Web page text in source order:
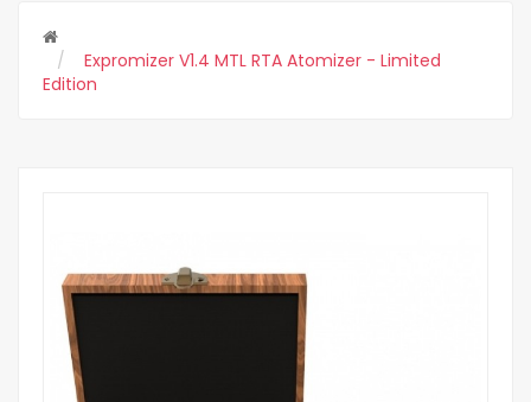
Expromizer V1.4 MTL RTA Atomizer - Limited
Edition